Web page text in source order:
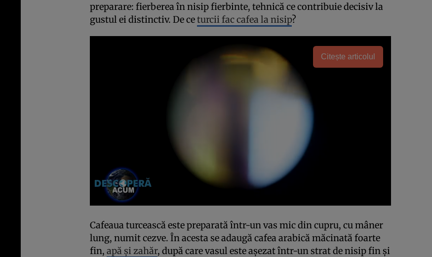
preparare: fierberea în nisip fierbinte, tehnică ce contribuie decisiv la
gustul ei distinctiv. De ceturcii fac cafea la nisip?
Citește articolul
Cafeaua turcească este preparată într-un vas mic din cupru, cu mâner
lung, numit cezve. În acesta se adaugă cafea arabică măcinată foarte
fin, apă și zahăr, după care vasul este așezat într-un strat de nisip fin și